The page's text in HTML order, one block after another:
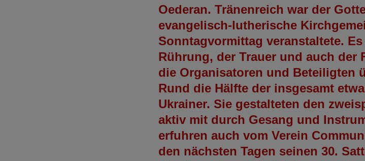
Oederan. Tränenreich war der
evangelisch-lutherische
Sonntagvormittag veranstaltete.
Rührung, der Trauer und auch der
die Organisatoren und Beteiligten
Rund die Hälfte der insgesamt
Ukrainer. Sie gestalteten den
aktiv mit durch Gesang und
erfuhren auch vom Verein
den nächsten Tagen seinen 30.